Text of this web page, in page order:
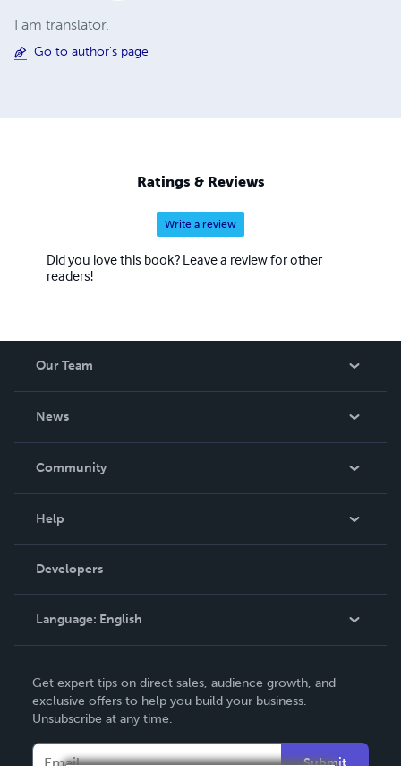
I am translator.
Go to author's page
Ratings & Reviews
Write a review
Did you love this book? Leave a review for other
readers!
Our Team
News
In The News
Community
Podcast
Help
Order Lookup
Knowledge Base
Contact Support
Developers
Language: English
Deutsch
Français
Italiano
Get expert tips on direct sales, audience growth, and
exclusive offers to help you build your business.
Unsubscribe at any time.
Submit